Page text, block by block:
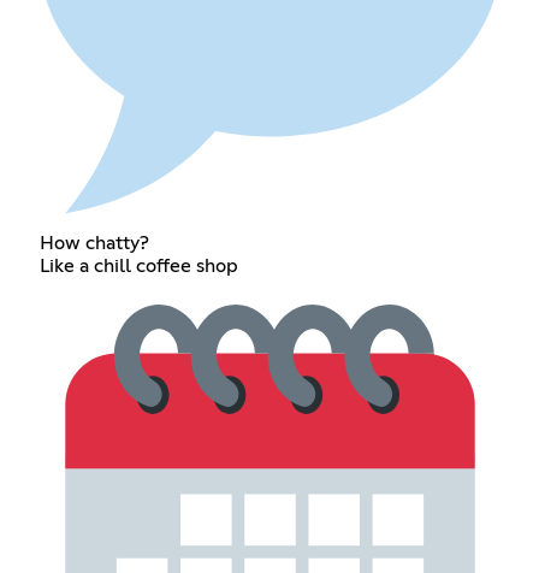
How chatty?
Like a chill coffee shop